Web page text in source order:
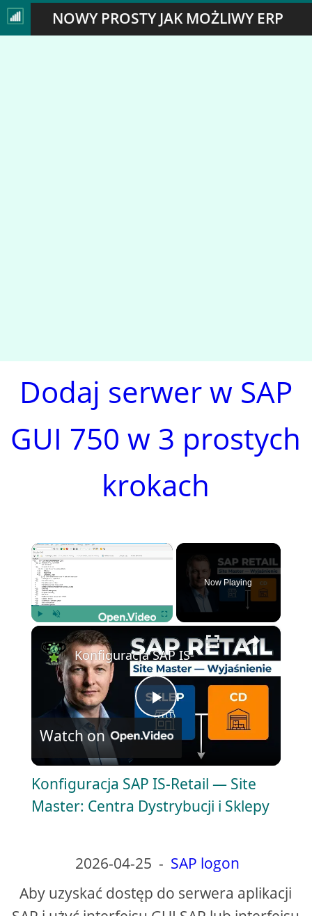
NOWY PROSTY JAK MOŻLIWY ERP
Dodaj serwer w SAP
GUI 750 w 3 prostych
krokach
×
Now Playing
×
P
l
a
V
Konfiguracja SAP IS-Retail — Site
Watch on
Konfiguracja SAP IS-Retail — Site
Master: Centra Dystrybucji i Sklepy
2026-04-25 - SAP logon
Aby uzyskać dostęp do serwera aplikacji